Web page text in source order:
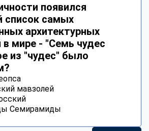
появился
список самых
архитектурных
в мире - "Семь чудес
из "чудес" было
мавзолей
Семирамиды